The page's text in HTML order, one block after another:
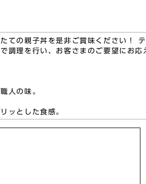
ての親子丼を是非ご賞味ください！
調理を行い、お客さまのご要望にお応
人の味。
ッとした食感。